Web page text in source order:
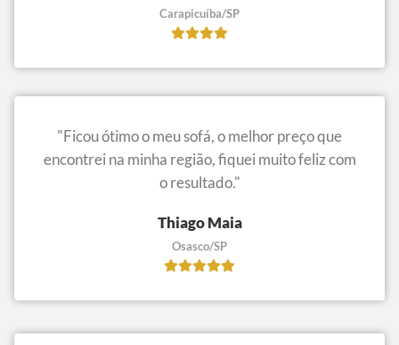
Carapicuíba/SP
"Ficou ótimo o meu sofá, o melhor preço que
encontrei na minha região, fiquei muito feliz com
o resultado."
Thiago Maia
Osasco/SP